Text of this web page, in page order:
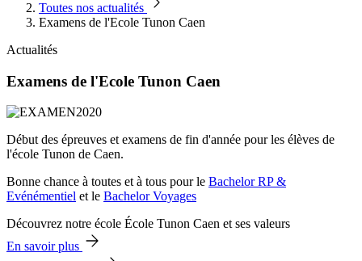
Toutes nos actualités
Examens de l'Ecole Tunon Caen
Actualités
Examens de l'Ecole Tunon Caen
Début des épreuves et examens de fin d'année pour les élèves de
l'école Tunon de Caen.
Bonne chance à toutes et à tous pour le Bachelor RP &
Evénémentiel et le Bachelor Voyages
Découvrez notre école École Tunon Caen et ses valeurs
En savoir plus